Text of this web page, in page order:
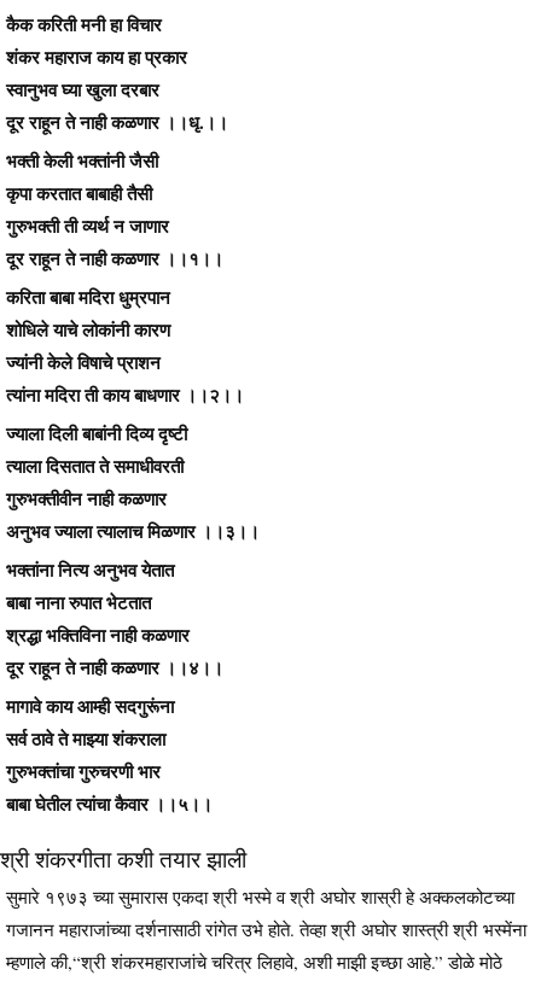
कैक करिती मनी हा विचार
शंकर महाराज काय हा प्रकार
स्वानुभव घ्या खुला दरबार
दूर राहून ते नाही कळणार ।।धृ.।।
भक्ती केली भक्तांनी जैसी
कृपा करतात बाबाही तैसी
गुरुभक्ती ती व्यर्थ न जाणार
दूर राहून ते नाही कळणार ।।१।।
करिता बाबा मदिरा धुम्रपान
शोधिले याचे लोकांनी कारण
ज्यांनी केले विषाचे प्राशन
त्यांना मदिरा ती काय बाधणार ।।२।।
ज्याला दिली बाबांनी दिव्य दृष्टी
त्याला दिसतात ते समाधीवरती
गुरुभक्तीवीन नाही कळणार
अनुभव ज्याला त्यालाच मिळणार ।।३।।
भक्तांना नित्य अनुभव येतात
बाबा नाना रुपात भेटतात
श्रद्धा भक्तिविना नाही कळणार
दूर राहून ते नाही कळणार ।।४।।
मागावे काय आम्ही सदगुरूंना
सर्व ठावे ते माझ्या शंकराला
गुरुभक्तांचा गुरुचरणी भार
बाबा घेतील त्यांचा कैवार ।।५।।
श्री शंकरगीता कशी तयार झाली
सुमारे १९७३ च्या सुमारास एकदा श्री भस्मे व श्री अघोर शास्री हे अक्कलकोटच्या
गजानन महाराजांच्या दर्शनासाठी रांगेत उभे होते. तेव्हा श्री अघोर शास्त्री श्री भस्मेंना
म्हणाले की,“श्री शंकरमहाराजांचे चरित्र लिहावे, अशी माझी इच्छा आहे.” डोळे मोठे